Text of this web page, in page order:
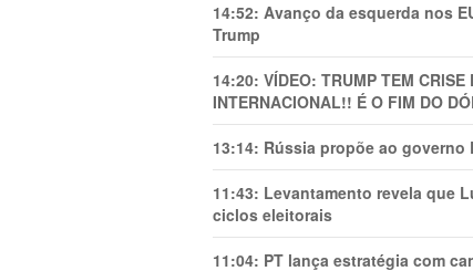
14:52: Avanço da esquerda nos
Trump
14:20: VÍDEO: TRUMP TEM
INTERNACIONAL!! É O FIM DO
13:14: Rússia propõe ao
11:43: Levantamento revela que
ciclos eleitorais
11:04: PT lança estratégia com